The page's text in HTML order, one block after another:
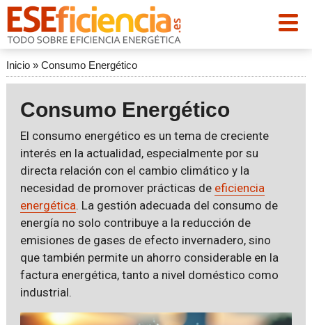
Inicio» Consumo Energético
Consumo Energético
El consumo energético es un tema de creciente
interés en la actualidad, especialmente por su
directa relación con el cambio climático y la
necesidad de promover prácticas de eficiencia
energética. La gestión adecuada del consumo de
energía no solo contribuye a la reducción de
emisiones de gases de efecto invernadero, sino
que también permite un ahorro considerable en la
factura energética, tanto a nivel doméstico como
industrial.